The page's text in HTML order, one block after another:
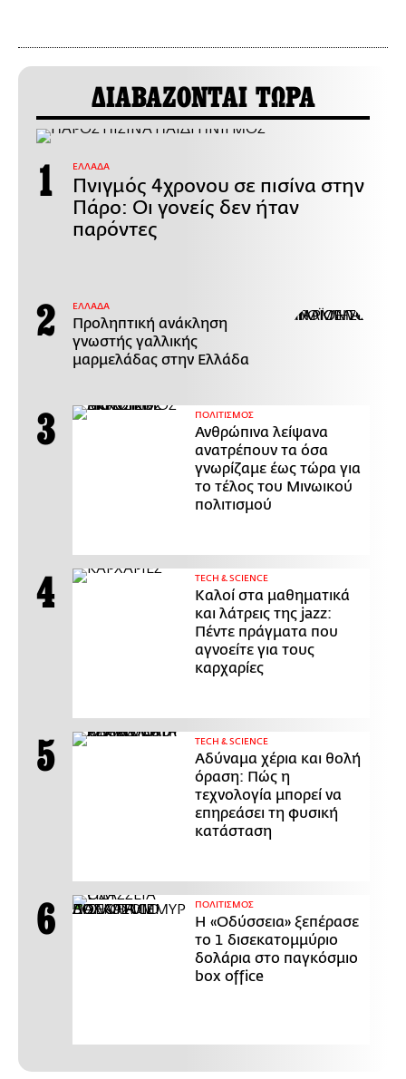
ΔΙΑΒΑΖΟΝΤΑΙ ΤΩΡΑ
ΕΛΛΑΔΑ
Πνιγμός 4χρονου σε πισίνα στην
Πάρο: Οι γονείς δεν ήταν
παρόντες
ΕΛΛΑΔΑ
Προληπτική ανάκληση
γνωστής γαλλικής
μαρμελάδας στην Ελλάδα
ΠΟΛΙΤΙΣΜΟΣ
Ανθρώπινα λείψανα
ανατρέπουν τα όσα
γνωρίζαμε έως τώρα για
το τέλος του Μινωικού
πολιτισμού
ΤECH & SCIENCE
Καλοί στα μαθηματικά
και λάτρεις της jazz:
Πέντε πράγματα που
αγνοείτε για τους
καρχαρίες
ΤECH & SCIENCE
Αδύναμα χέρια και θολή
όραση: Πώς η
τεχνολογία μπορεί να
επηρεάσει τη φυσική
κατάσταση
ΠΟΛΙΤΙΣΜΟΣ
Η «Οδύσσεια» ξεπέρασε
το 1 δισεκατομμύριο
δολάρια στο παγκόσμιο
box office